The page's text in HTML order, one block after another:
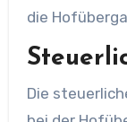
die
Die